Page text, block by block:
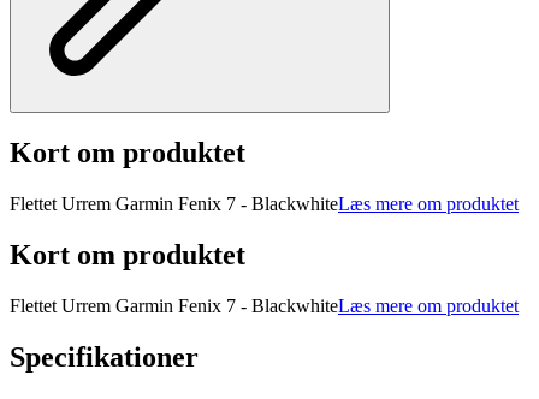
Kort om produktet
Flettet Urrem Garmin Fenix 7 - BlackwhiteLæs mere om produktet
Kort om produktet
Flettet Urrem Garmin Fenix 7 - BlackwhiteLæs mere om produktet
Specifikationer